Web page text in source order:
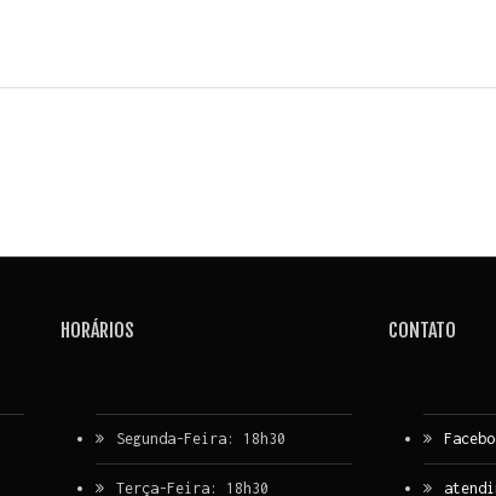
HORÁRIOS
Segunda-Feira: 18h30
Terça-Feira: 18h30
CONTATO